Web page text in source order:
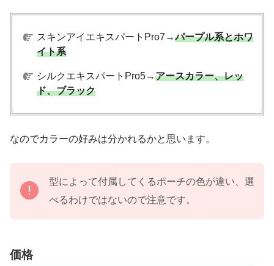
スキンアイエキスパートPro7→パープル系とホワ
イト系
シルクエキスパートPro5→アースカラー、レッ
ド、ブラック
なのでカラーの好みは分かれるかと思います。
型によって付属してくるポーチの色が違い、選
べるわけではないので注意です。
価格